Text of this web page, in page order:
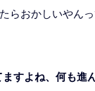
らおかしいやん
すよね、何も進